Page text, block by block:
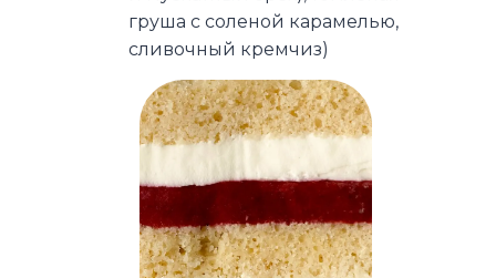
груша с соленой карамелью,
сливочный кремчиз)